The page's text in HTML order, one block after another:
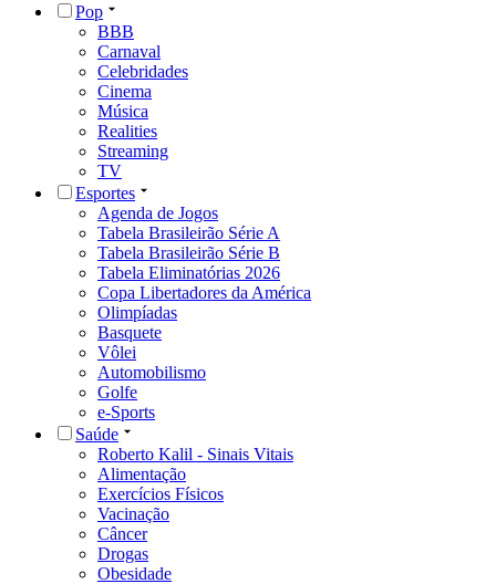
Pop
BBB
Carnaval
Celebridades
Cinema
Música
Realities
Streaming
TV
Esportes
Agenda de Jogos
Tabela Brasileirão Série A
Tabela Brasileirão Série B
Tabela Eliminatórias 2026
Copa Libertadores da América
Olimpíadas
Basquete
Vôlei
Automobilismo
Golfe
e-Sports
Saúde
Roberto Kalil - Sinais Vitais
Alimentação
Exercícios Físicos
Vacinação
Câncer
Drogas
Obesidade